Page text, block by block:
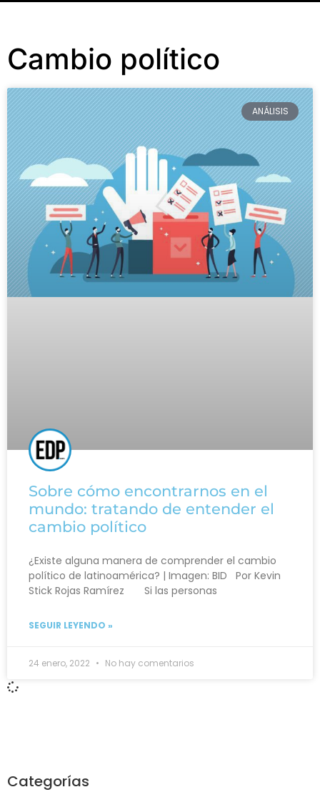
Cambio político
ANÁLISIS
Sobre cómo encontrarnos en el
mundo: tratando de entender el
cambio político
¿Existe alguna manera de comprender el cambio
político de latinoamérica? | Imagen: BID Por Kevin
Stick Rojas Ramírez Si las personas
SEGUIR LEYENDO »
24 enero, 2022 No hay comentarios
Categorías